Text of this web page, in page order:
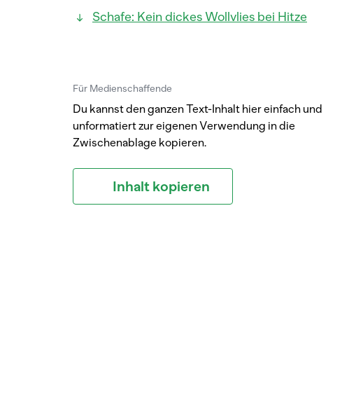
Schafe: Kein dickes Wollvlies bei Hitze
Für Medienschaffende
Du kannst den ganzen Text-Inhalt hier einfach und
unformatiert zur eigenen Verwendung in die
Zwischenablage kopieren.
Inhalt kopieren